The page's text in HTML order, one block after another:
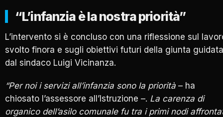
“L’infanzia è la nostra priorità”
L’intervento si è concluso con una riflessione sul
svolto finora e sugli obiettivi futuri della giunta guidata
dal sindaco Luigi Vicinanza.
“Per noi i servizi all’infanzia sono la priorità – ha
chiosato l’assessore all’Istruzione –. La carenza di
organico dell’asilo comunale fu tra i primi nodi